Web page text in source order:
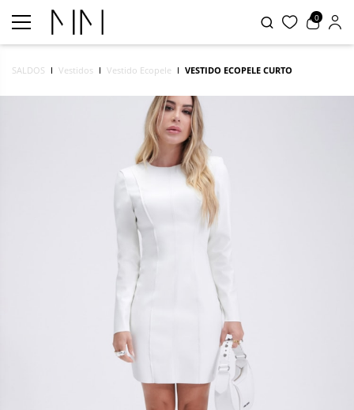
0
SALDOS Vestidos Vestido Ecopele VESTIDO ECOPELE CURTO